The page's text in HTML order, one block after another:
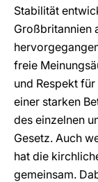
Stabilität
Großbritannien
freie
und Respekt
einer starken
des einzelnen
Gesetz. Auch
hat die
gemeinsam.